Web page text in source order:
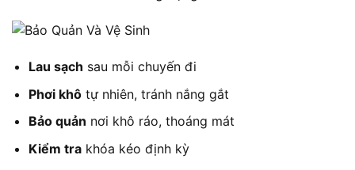
Lau sạch sau mỗi chuyến đi
Phơi khôtự nhiên, tránh nắng gắt
Bảo quản nơi khô ráo, thoáng mát
Kiểm trakhóa kéo định kỳ